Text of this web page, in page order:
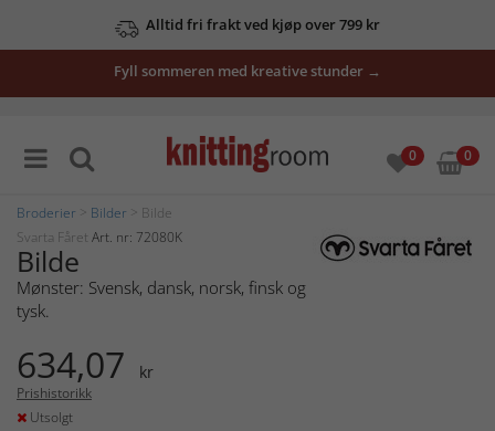
Alltid fri frakt ved kjøp over 799 kr
Fyll sommeren med kreative stunder →
0 0
Broderier Bilder > Bilde
Svarta Fåret Art. nr: 72080K
Bilde
Mønster: Svensk, dansk, norsk, finsk og
tysk.
634,07 kr
Prishistorikk
Utsolgt